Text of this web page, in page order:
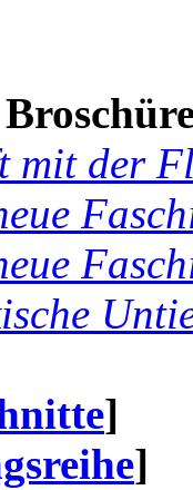
mit der
]
]